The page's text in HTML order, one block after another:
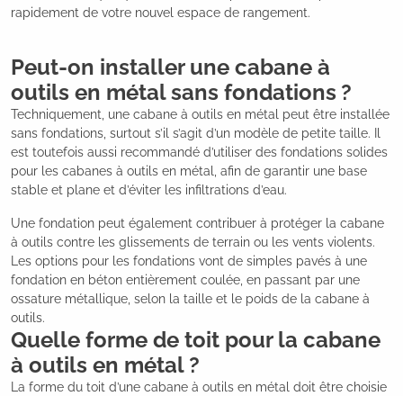
rapidement de votre nouvel espace de rangement.
Peut-on installer une cabane à
outils en métal sans fondations ?
Techniquement, une cabane à outils en métal peut être installée
sans fondations, surtout s’il s’agit d’un modèle de petite taille. Il
est toutefois aussi recommandé d’utiliser des fondations solides
pour les cabanes à outils en métal, afin de garantir une base
stable et plane et d’éviter les infiltrations d’eau.
Une fondation peut également contribuer à protéger la cabane
à outils contre les glissements de terrain ou les vents violents.
Les options pour les fondations vont de simples pavés à une
fondation en béton entièrement coulée, en passant par une
ossature métallique, selon la taille et le poids de la cabane à
outils.
Quelle forme de toit pour la cabane
à outils en métal ?
La forme du toit d’une cabane à outils en métal doit être choisie